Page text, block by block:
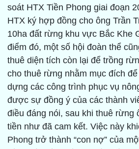
soát HTX Tiền Phong giai đoạn
HTX ký hợp đồng cho ông Trần
10ha đất rừng khu vực Bắc Khe
điểm đó, một số hội đoàn thể
thuê diện tích còn lại để trồng
cho thuê rừng nhằm mục đích
dựng các công trình phục vụ
được sự đồng ý của các thành
điều đáng nói, sau khi thuê rừng
tiền như đã cam kết. Việc này
Phong trở thành “con nợ” của